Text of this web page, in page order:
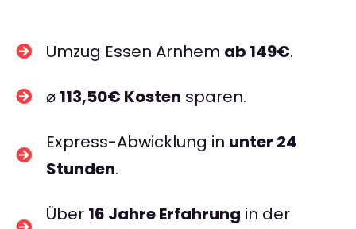
Umzug Essen Arnhem ab 149€.
⌀ 113,50€ Kosten sparen.
Express-Abwicklung in unter 24
Stunden.
Über 16 Jahre Erfahrung in der